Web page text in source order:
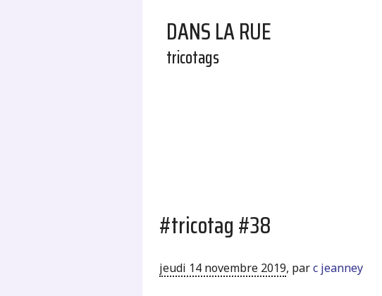
DANS LA RUE
tricotags
#tricotag #38
jeudi 14 novembre 2019, parc jeanney